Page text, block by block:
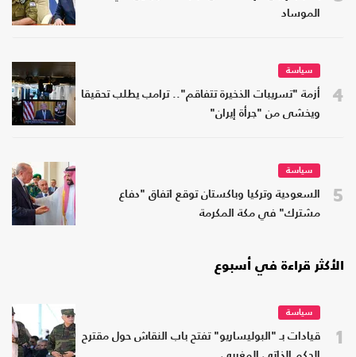
الموساد
4
سياسة
أزمة "تسريبات الذخيرة تتفاقم".. ترامب يطلب تحقيقا
ويخشى من "جرأة إيران"
5
سياسة
السعودية وتركيا وباكستان توقع اتفاق "دفاع
مشترك" في مكة المكرمة
الأكثر قراءة في أسبوع
1
سياسة
قيادات بـ "البوليساريو" تفتح باب النقاش حول مقترح